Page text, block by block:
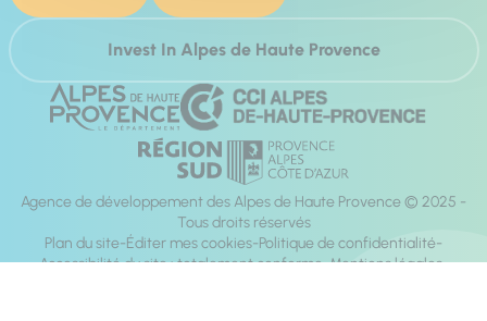
Invest In Alpes de Haute Provence
Agence de développement des Alpes de Haute Provence © 2025 -
Tous droits réservés
Plan du site Éditer mes cookies Politique de confidentialité
Accessibilité du site : totalement conforme Mentions légales